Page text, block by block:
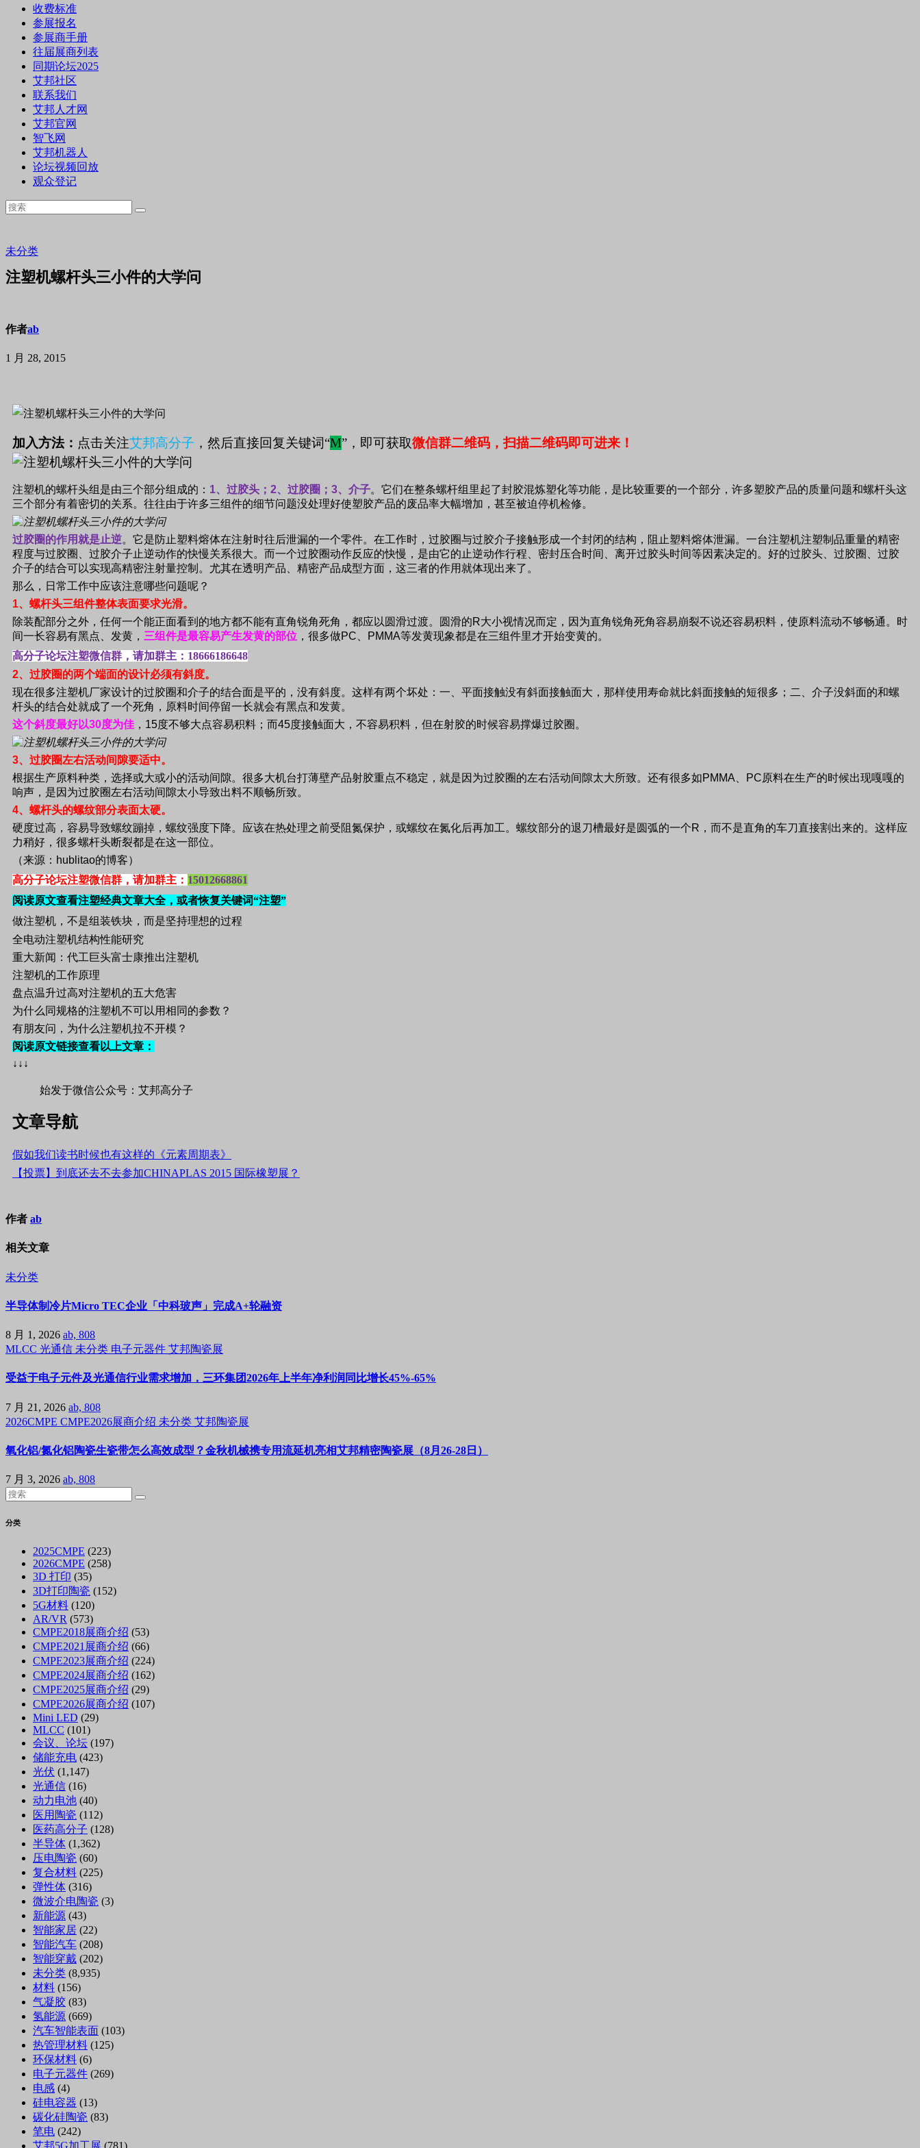
收费标准
参展报名
参展商手册
往届展商列表
同期论坛2025
艾邦社区
联系我们
艾邦人才网
艾邦官网
智飞网
艾邦机器人
论坛视频回放
观众登记
未分类
注塑机螺杆头三小件的大学问
作者ab
1 月 28, 2015
加入方法： 点击关注艾邦高分子 ，然后直接回复关键词“M”，即可获取微信群二维码，扫描二维码即可进来！
注塑机的螺杆头组是由三个部分组成的： 1、过胶头； 2、过胶圈； 3、介子。它们在整条螺杆组里起了封胶混炼塑化等功能，是比较重要的一个部分，许多塑胶产品的质量问题和螺杆头这
三个部分有着密切的关系。往往由于许多三组件的细节问题没处理好使塑胶产品的废品率大幅增加，甚至被迫停机检修。
过胶圈的作用就是止逆。它是防止塑料熔体在注射时往后泄漏的一个零件。在工作时，过胶圈与过胶介子接触形成一个封闭的结构，阻止塑料熔体泄漏。一台注塑机注塑制品重量的精密
程度与过胶圈、过胶介子止逆动作的快慢关系很大。而一个过胶圈动作反应的快慢，是由它的止逆动作行程、密封压合时间、离开过胶头时间等因素决定的。好的过胶头、过胶圈、过胶
介子的结合可以实现高精密注射量控制。尤其在透明产品、精密产品成型方面，这三者的作用就体现出来了。
那么，日常工作中应该注意哪些问题呢？
1、螺杆头三组件整体表面要求光滑。
除装配部分之外，任何一个能正面看到的地方都不能有直角锐角死角，都应以圆滑过渡。圆滑的R大小视情况而定，因为直角锐角死角容易崩裂不说还容易积料，使原料流动不够畅通。时
间一长容易有黑点、发黄， 三组件是最容易产生发黄的部位 ，很多做PC PMMA等发黄现象都是在三组件里才开始变黄的。
高分子论坛注塑微信群，请加群主： 18666186648
2、过胶圈的两个端面的设计必须有斜度。
现在很多注塑机厂家设计的过胶圈和介子的结合面是平的，没有斜度。这样有两个坏处：一、平面接触没有斜面接触面大，那样使用寿命就比斜面接触的短很多；二、介子没斜面的和螺
杆头的结合处就成了一个死角，原料时间停留一长就会有黑点和发黄。
这个斜度最好以30度为佳 ， 15度不够大点容易积料；而45度接触面大，不容易积料，但在射胶的时候容易撑爆过胶圈。
3、过胶圈左右活动间隙要适中。
根据生产原料种类，选择或大或小的活动间隙。很多大机台打薄壁产品射胶重点不稳定，就是因为过胶圈的左右活动间隙太大所致。还有很多如PMMA PC原料在生产的时候出现嘎嘎的
响声，是因为过胶圈左右活动间隙太小导致出料不顺畅所致。
4、螺杆头的螺纹部分表面太硬。
硬度过高，容易导致螺纹蹦掉，螺纹强度下降。应该在热处理之前受阻氮保护，或螺纹在氮化后再加工。螺纹部分的退刀槽最好是圆弧的一个R ，而不是直角的车刀直接割出来的。这样应
力稍好，很多螺杆头断裂都是在这一部位。
（来源： hublitao的博客）
高分子论坛注塑微信群，请加群主： 15012668861
阅读原文查看注塑经典文章大全，或者恢复关键词“注塑”
做注塑机，不是组装铁块，而是坚持理想的过程
全电动注塑机结构性能研究
重大新闻：代工巨头富士康推出注塑机
注塑机的工作原理
盘点温升过高对注塑机的五大危害
为什么同规格的注塑机不可以用相同的参数？
有朋友问，为什么注塑机拉不开模？
阅读原文链接查看以上文章：
↓↓↓
始发于微信公众号：艾邦高分子
文章导航
假如我们读书时候也有这样的《元素周期表》
【投票】到底还去不去参加CHINAPLAS 2015 国际橡塑展？
作者 ab
相关文章
未分类
半导体制冷片Micro TEC企业「中科玻声」完成A+轮融资
8 月 1, 2026 ab, 808
MLCC 光通信 未分类 电子元器件 艾邦陶瓷展
受益于电子元件及光通信行业需求增加，三环集团2026年上半年净利润同比增长45%-65%
7 月 21, 2026 ab, 808
2026CMPE CMPE2026展商介绍 未分类 艾邦陶瓷展
氧化铝/氮化铝陶瓷生瓷带怎么高效成型？金秋机械携专用流延机亮相艾邦精密陶瓷展（8月26-28日）
7 月 3, 2026 ab, 808
分类
2025CMPE (223)
2026CMPE (258)
3D 打印 (35)
3D打印陶瓷 (152)
5G材料 (120)
AR/VR (573)
CMPE2018展商介绍 (53)
CMPE2021展商介绍 (66)
CMPE2023展商介绍 (224)
CMPE2024展商介绍 (162)
CMPE2025展商介绍 (29)
CMPE2026展商介绍 (107)
Mini LED (29)
MLCC (101)
会议、论坛 (197)
储能充电 (423)
光伏 (1,147)
光通信 (16)
动力电池 (40)
医用陶瓷 (112)
医药高分子 (128)
半导体 (1,362)
压电陶瓷 (60)
复合材料 (225)
弹性体 (316)
微波介电陶瓷 (3)
新能源 (43)
智能家居 (22)
智能汽车 (208)
智能穿戴 (202)
未分类 (8,935)
材料 (156)
气凝胶 (83)
氢能源 (669)
汽车智能表面 (103)
热管理材料 (125)
环保材料 (6)
电子元器件 (269)
电感 (4)
硅电容器 (13)
碳化硅陶瓷 (83)
笔电 (242)